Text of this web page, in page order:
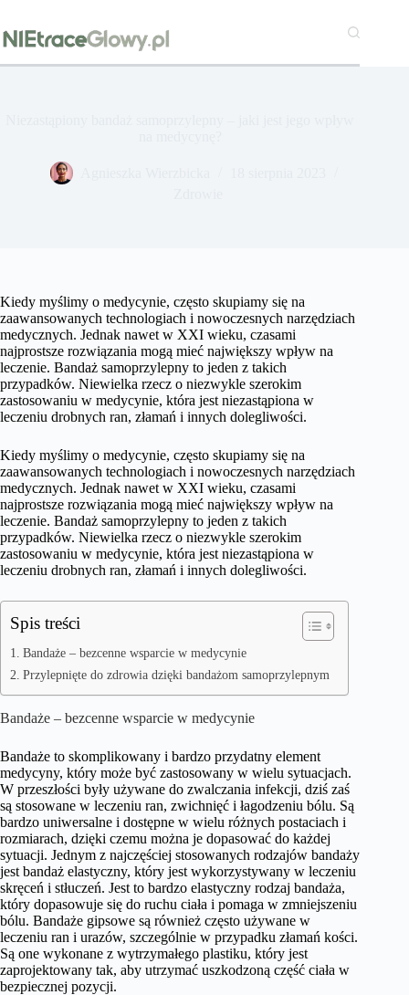
treści
Kiedy myślimy o medycynie, często skupiamy się na
zaawansowanych technologiach i nowoczesnych narzędziach
medycznych. Jednak nawet w XXI wieku, czasami
najprostsze rozwiązania mogą mieć największy wpływ na
leczenie. Bandaż samoprzylepny to jeden z takich
przypadków. Niewielka rzecz o niezwykle szerokim
zastosowaniu w medycynie, która jest niezastąpiona w
leczeniu drobnych ran, złamań i innych dolegliwości.
Kiedy myślimy o medycynie, często skupiamy się na
zaawansowanych technologiach i nowoczesnych narzędziach
medycznych. Jednak nawet w XXI wieku, czasami
najprostsze rozwiązania mogą mieć największy wpływ na
leczenie. Bandaż samoprzylepny to jeden z takich
przypadków. Niewielka rzecz o niezwykle szerokim
zastosowaniu w medycynie, która jest niezastąpiona w
leczeniu drobnych ran, złamań i innych dolegliwości.
Spis treści
Bandaże – bezcenne wsparcie w medycynie
Przylepnięte do zdrowia dzięki bandażom samoprzylepnym
Bandaże – bezcenne wsparcie w medycynie
Bandaże to skomplikowany i bardzo przydatny element
medycyny, który może być zastosowany w wielu sytuacjach.
W przeszłości były używane do zwalczania infekcji, dziś zaś
są stosowane w leczeniu ran, zwichnięć i łagodzeniu bólu. Są
bardzo uniwersalne i dostępne w wielu różnych postaciach i
rozmiarach, dzięki czemu można je dopasować do każdej
sytuacji. Jednym z najczęściej stosowanych rodzajów bandaży
jest bandaż elastyczny, który jest wykorzystywany w leczeniu
skręceń i stłuczeń. Jest to bardzo elastyczny rodzaj bandaża,
który dopasowuje się do ruchu ciała i pomaga w zmniejszeniu
bólu. Bandaże gipsowe są również często używane w
leczeniu ran i urazów, szczególnie w przypadku złamań kości.
Są one wykonane z wytrzymałego plastiku, który jest
zaprojektowany tak, aby utrzymać uszkodzoną część ciała w
bezpiecznej pozycji.